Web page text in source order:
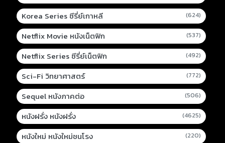
Korea Series ซีรี่ย์เกาหลี (624)
Netflix Movie หนังเน็ตฟิก (537)
Netflix Series ซีรี่ย์เน็ตฟิก (492)
Sci-Fi วิทยาศาสตร์ (772)
Sequel หนังภาคต่อ (506)
หนังฝรั่ง หนังฝรั่ง (4625)
หนังใหม่ หนังใหม่ชนโรง (220)